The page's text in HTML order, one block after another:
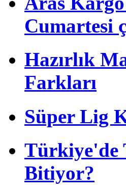
Cumartesi
Hazırlık
Farkları
Süper Lig
Türkiye'de
Bitiyor?